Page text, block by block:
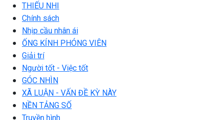
THIẾU NHI
Chính sách
Nhịp cầu nhân ái
ỐNG KÍNH PHÓNG VIÊN
Giải trí
Người tốt - Việc tốt
GÓC NHÌN
XÃ LUẬN - VẤN ĐỀ KỲ NÀY
NỀN TẢNG SỐ
Truyền hình